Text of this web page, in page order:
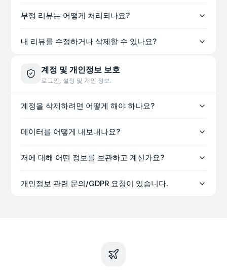
부정 리뷰는 어떻게 처리되나요?
내 리뷰를 수정하거나 삭제할 수 있나요?
계정 및 개인정보 보호
로그인, 설정 및 개인 정보.
계정을 삭제하려면 어떻게 해야 하나요?
데이터를 어떻게 내보내나요?
저에 대해 어떤 정보를 보관하고 계신가요?
개인정보 관련 문의/GDPR 요청이 있습니다.